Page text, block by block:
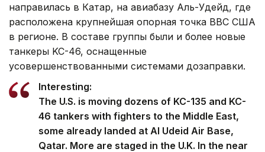
направилась в Катар, на авиабазу Аль-Удейд, где
расположена крупнейшая опорная точка ВВС США
в регионе. В составе группы были и более новые
танкеры KC-46, оснащенные
усовершенствованными системами дозаправки.
Interesting:
The U.S. is moving dozens of KC-135 and KC-
46 tankers with fighters to the Middle East,
some already landed at Al Udeid Air Base,
Qatar. More are staged in the U.K. In the near